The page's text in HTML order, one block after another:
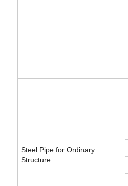
Steel Pipe for Ordinary
Structure